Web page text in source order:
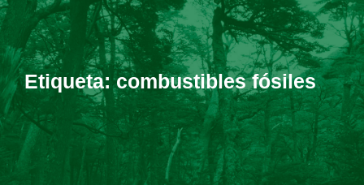
Etiqueta:combustibles fósiles